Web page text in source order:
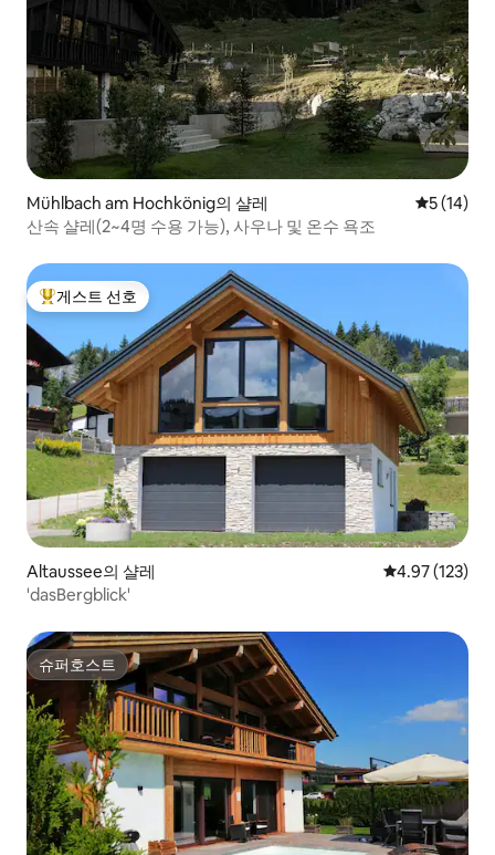
Mühlbach am Hochkönig의 샬레 평점 5점
5 (14)
산속 샬레(2~4명 수용 가능), 사우나 및 온수 욕조
상위 게스트 선호
게스트 선호
Altaussee의 샬레 평점 4.97점(5
4.97 (123)
'dasBergblick'
슈퍼호스트
슈퍼호스트